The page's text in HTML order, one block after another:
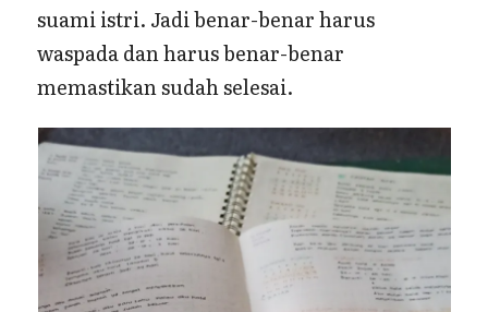
suami istri. Jadi benar-benar harus
waspada dan harus benar-benar
memastikan sudah selesai.